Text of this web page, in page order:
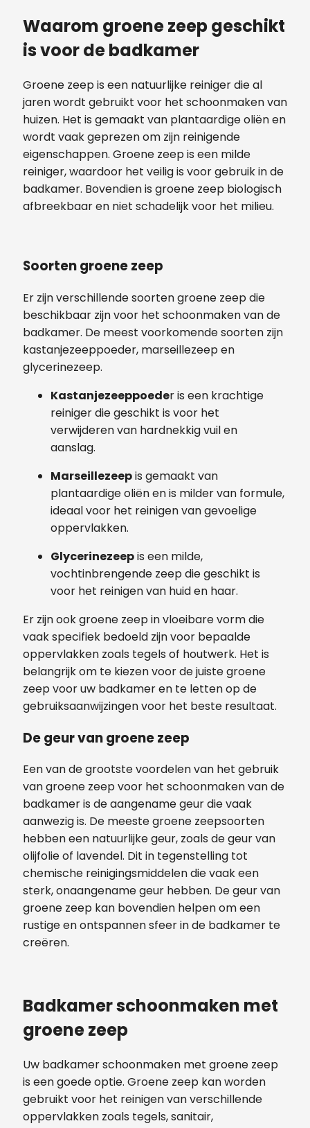
Waarom groene zeep geschikt
is voor de badkamer
Groene zeep is een natuurlijke reiniger die al
jaren wordt gebruikt voor het schoonmaken van
huizen. Het is gemaakt van plantaardige oliën en
wordt vaak geprezen om zijn reinigende
eigenschappen. Groene zeep is een milde
reiniger, waardoor het veilig is voor gebruik in de
badkamer. Bovendien is groene zeep biologisch
afbreekbaar en niet schadelijk voor het milieu.
Soorten groene zeep
Er zijn verschillende soorten groene zeep die
beschikbaar zijn voor het schoonmaken van de
badkamer. De meest voorkomende soorten zijn
kastanjezeeppoeder, marseillezeep en
glycerinezeep.
Kastanjezeeppoeder is een krachtige
reiniger die geschikt is voor het
verwijderen van hardnekkig vuil en
aanslag.
Marseillezeepis gemaakt van
plantaardige oliën en is milder van formule,
ideaal voor het reinigen van gevoelige
oppervlakken.
Glycerinezeepis een milde,
vochtinbrengende zeep die geschikt is
voor het reinigen van huid en haar.
Er zijn ook groene zeep in vloeibare vorm die
vaak specifiek bedoeld zijn voor bepaalde
oppervlakken zoals tegels of houtwerk. Het is
belangrijk om te kiezen voor de juiste groene
zeep voor uw badkamer en te letten op de
gebruiksaanwijzingen voor het beste resultaat.
De geur van groene zeep
Een van de grootste voordelen van het gebruik
van groene zeep voor het schoonmaken van de
badkamer is de aangename geur die vaak
aanwezig is. De meeste groene zeepsoorten
hebben een natuurlijke geur, zoals de geur van
olijfolie of lavendel. Dit in tegenstelling tot
chemische reinigingsmiddelen die vaak een
sterk, onaangename geur hebben. De geur van
groene zeep kan bovendien helpen om een
rustige en ontspannen sfeer in de badkamer te
creëren.
Badkamer schoonmaken met
groene zeep
Uw badkamer schoonmaken met groene zeep
is een goede optie. Groene zeep kan worden
gebruikt voor het reinigen van verschillende
oppervlakken zoals tegels, sanitair,